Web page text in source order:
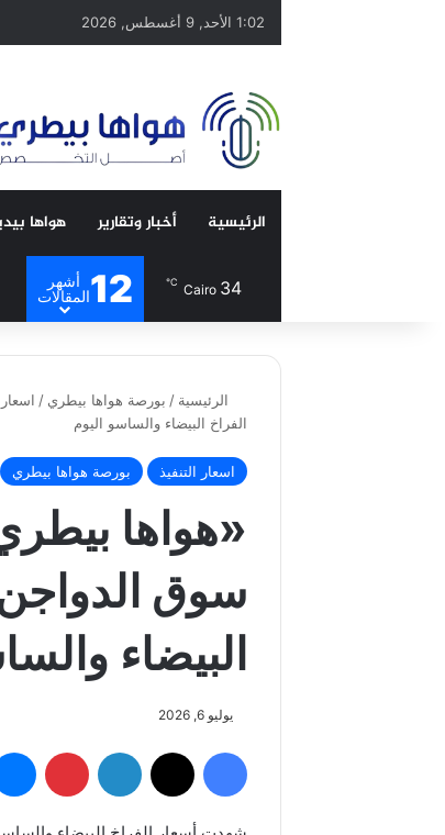
1:02 الأحد, 9 أغسطس, 2026
الرئيسية أخبار وتقارير هواها
Cairo 34
℃
12
أشهر
المقالات
الرئيسية / بورصة هواها بيطري / اسعار
الفراخ البيضاء والساسو اليوم
اسعار التنفيذ بورصة هواها بيطري
«هواها
سوق
البيضاء
يوليو 6, 2026
فيسبوك لينكدإن